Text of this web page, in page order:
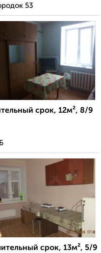
53
срок, 12м², 8/9
срок, 13м², 5/9